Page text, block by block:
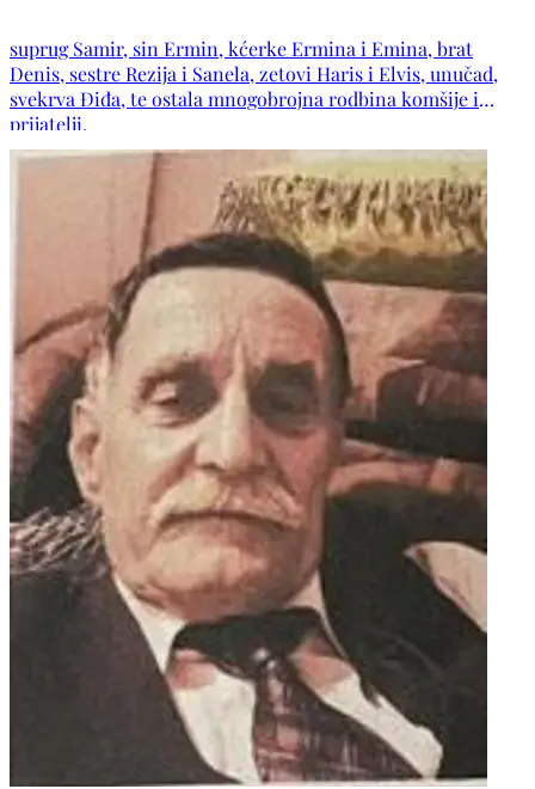
suprug Samir, sin Ermin, kćerke Ermina i Emina, brat
Denis, sestre Rezija i Sanela, zetovi Haris i Elvis, unučad,
svekrva Điđa, te ostala mnogobrojna rodbina komšije i
prijatelji.